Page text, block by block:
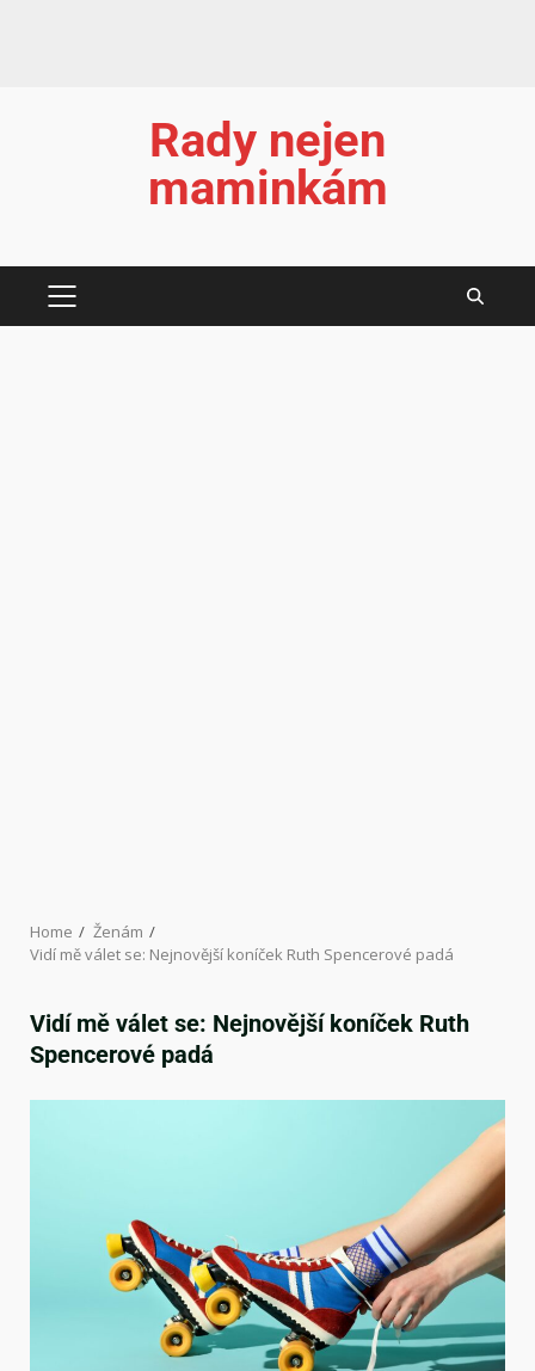
Rady nejen
maminkám
Home
Ženám
Vidí mě válet se: Nejnovější koníček Ruth Spencerové padá
Vidí mě válet se: Nejnovější koníček Ruth
Spencerové padá